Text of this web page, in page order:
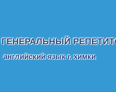
ГЕНЕРАЛЬНЫЙ
английский язык г. химки